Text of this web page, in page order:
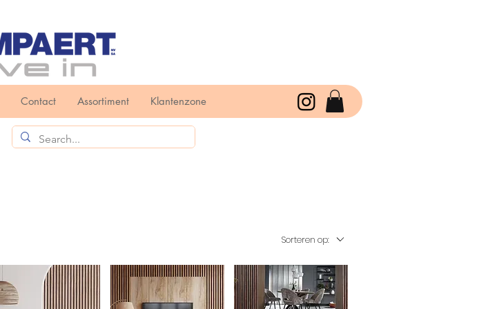
Contact Assortiment Klantenzone
Sorteren op: